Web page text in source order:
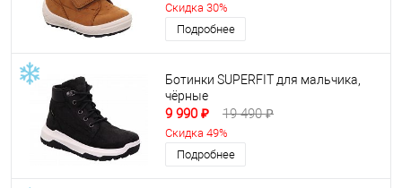
Скидка 30%
Подробнее
Ботинки SUPERFIT для мальчика,
чёрные
9 990 ₽ 19 490 ₽
Скидка 49%
Подробнее